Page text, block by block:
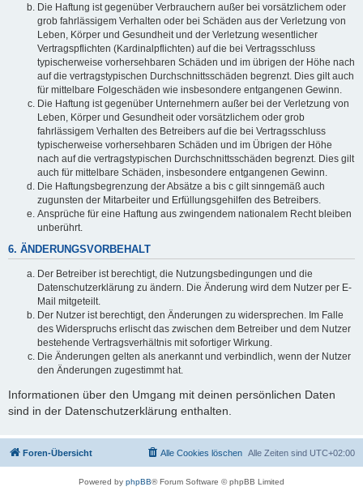
Die Haftung ist gegenüber Verbrauchern außer bei vorsätzlichem oder
grob fahrlässigem Verhalten oder bei Schäden aus der Verletzung von
Leben, Körper und Gesundheit und der Verletzung wesentlicher
Vertragspflichten (Kardinalpflichten) auf die bei Vertragsschluss
typischerweise vorhersehbaren Schäden und im übrigen der Höhe nach
auf die vertragstypischen Durchschnittsschäden begrenzt. Dies gilt auch
für mittelbare Folgeschäden wie insbesondere entgangenen Gewinn.
Die Haftung ist gegenüber Unternehmern außer bei der Verletzung von
Leben, Körper und Gesundheit oder vorsätzlichem oder grob
fahrlässigem Verhalten des Betreibers auf die bei Vertragsschluss
typischerweise vorhersehbaren Schäden und im Übrigen der Höhe
nach auf die vertragstypischen Durchschnittsschäden begrenzt. Dies gilt
auch für mittelbare Schäden, insbesondere entgangenen Gewinn.
Die Haftungsbegrenzung der Absätze a bis c gilt sinngemäß auch
zugunsten der Mitarbeiter und Erfüllungsgehilfen des Betreibers.
Ansprüche für eine Haftung aus zwingendem nationalem Recht bleiben
unberührt.
6. ÄNDERUNGSVORBEHALT
Der Betreiber ist berechtigt, die Nutzungsbedingungen und die
Datenschutzerklärung zu ändern. Die Änderung wird dem Nutzer per E-
Mail mitgeteilt.
Der Nutzer ist berechtigt, den Änderungen zu widersprechen. Im Falle
des Widerspruchs erlischt das zwischen dem Betreiber und dem Nutzer
bestehende Vertragsverhältnis mit sofortiger Wirkung.
Die Änderungen gelten als anerkannt und verbindlich, wenn der Nutzer
den Änderungen zugestimmt hat.
Informationen über den Umgang mit deinen persönlichen Daten
sind in der Datenschutzerklärung enthalten.
Foren-Übersicht Alle Zeiten sind UTC+02:00
Alle Cookies löschen
Powered by phpBB® Forum Software © phpBB Limited